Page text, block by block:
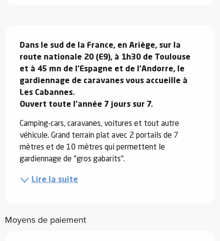
Dans le sud de la France, en Ariège, sur la
route nationale 20 (E9), à 1h30 de Toulouse
et à 45 mn de l’Espagne et de l’Andorre, le
gardiennage de caravanes vous accueille à
Les Cabannes.
Ouvert toute l'année 7 jours sur 7.
Camping-cars, caravanes, voitures et tout autre
véhicule. Grand terrain plat avec 2 portails de 7
mètres et de 10 mètres qui permettent le
gardiennage de "gros gabarits".
Lire la suite
Moyens de paiement